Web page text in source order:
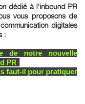
vous proposons de
digitales
:
de notre nouvelle
PR
faut-il pour pratiquer